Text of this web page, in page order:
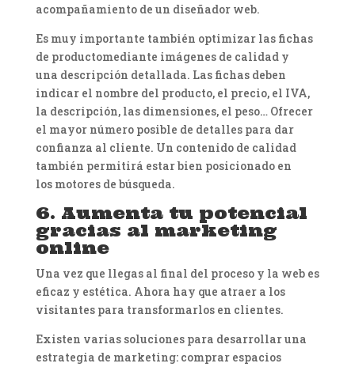
acompañamiento de un diseñador web.
Es muy importante también optimizar las fichas
de productomediante imágenes de calidad y
una descripción detallada. Las fichas deben
indicar el nombre del producto, el precio, el IVA,
la descripción, las dimensiones, el peso… Ofrecer
el mayor número posible de detalles para dar
confianza al cliente. Un contenido de calidad
también permitirá estar bien posicionado en
los motores de búsqueda.
6. Aumenta tu potencial
gracias al marketing
online
Una vez que llegas al final del proceso y la web es
eficaz y estética. Ahora hay que atraer a los
visitantes para transformarlos en clientes.
Existen varias soluciones para desarrollar una
estrategia de marketing: comprar espacios